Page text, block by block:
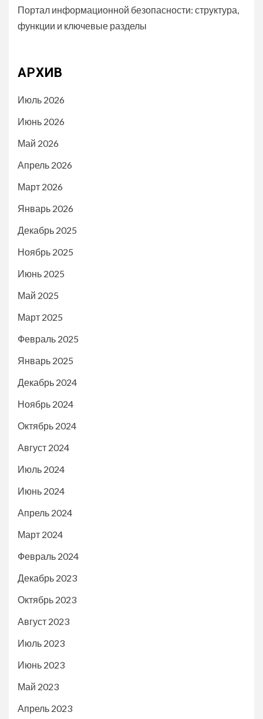
Портал информационной безопасности: структура,
функции и ключевые разделы
АРХИВ
Июль 2026
Июнь 2026
Май 2026
Апрель 2026
Март 2026
Январь 2026
Декабрь 2025
Ноябрь 2025
Июнь 2025
Май 2025
Март 2025
Февраль 2025
Январь 2025
Декабрь 2024
Ноябрь 2024
Октябрь 2024
Август 2024
Июль 2024
Июнь 2024
Апрель 2024
Март 2024
Февраль 2024
Декабрь 2023
Октябрь 2023
Август 2023
Июль 2023
Июнь 2023
Май 2023
Апрель 2023